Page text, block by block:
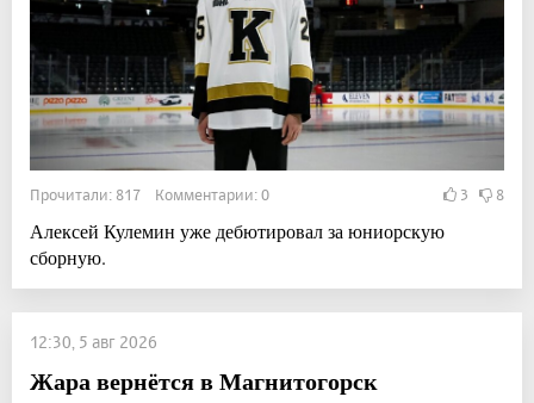
Прочитали: 817 Комментарии: 0 3 8
Алексей Кулемин уже дебютировал за юниорскую
сборную.
12:30, 5 авг 2026
Жара вернётся в Магнитогорск